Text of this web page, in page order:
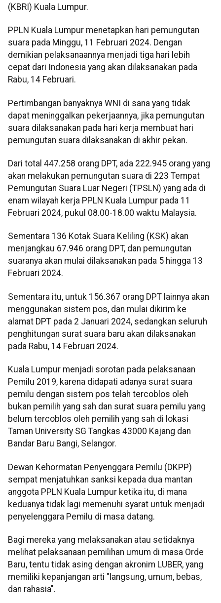
(KBRI) Kuala Lumpur.
PPLN Kuala Lumpur menetapkan hari pemungutan
suara pada Minggu, 11 Februari 2024. Dengan
demikian pelaksanaannya menjadi tiga hari lebih
cepat dari Indonesia yang akan dilaksanakan pada
Rabu, 14 Februari.
Pertimbangan banyaknya WNI di sana yang tidak
dapat meninggalkan pekerjaannya, jika pemungutan
suara dilaksanakan pada hari kerja membuat hari
pemungutan suara dilaksanakan di akhir pekan.
Dari total 447.258 orang DPT, ada 222.945 orang yang
akan melakukan pemungutan suara di 223 Tempat
Pemungutan Suara Luar Negeri (TPSLN) yang ada di
enam wilayah kerja PPLN Kuala Lumpur pada 11
Februari 2024, pukul 08.00-18.00 waktu Malaysia.
Sementara 136 Kotak Suara Keliling (KSK) akan
menjangkau 67.946 orang DPT, dan pemungutan
suaranya akan mulai dilaksanakan pada 5 hingga 13
Februari 2024.
Sementara itu, untuk 156.367 orang DPT lainnya akan
menggunakan sistem pos, dan mulai dikirim ke
alamat DPT pada 2 Januari 2024, sedangkan seluruh
penghitungan surat suara baru akan dilaksanakan
pada Rabu, 14 Februari 2024.
Kuala Lumpur menjadi sorotan pada pelaksanaan
Pemilu 2019, karena didapati adanya surat suara
pemilu dengan sistem pos telah tercoblos oleh
bukan pemilih yang sah dan surat suara pemilu yang
belum tercoblos oleh pemilih yang sah di lokasi
Taman University SG Tangkas 43000 Kajang dan
Bandar Baru Bangi, Selangor.
Dewan Kehormatan Penyenggara Pemilu (DKPP)
sempat menjatuhkan sanksi kepada dua mantan
anggota PPLN Kuala Lumpur ketika itu, di mana
keduanya tidak lagi memenuhi syarat untuk menjadi
penyelenggara Pemilu di masa datang.
Bagi mereka yang melaksanakan atau setidaknya
melihat pelaksanaan pemilihan umum di masa Orde
Baru, tentu tidak asing dengan akronim LUBER, yang
memiliki kepanjangan arti "langsung, umum, bebas,
dan rahasia".